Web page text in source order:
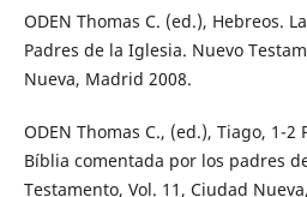
ODEN Thomas C. (ed.), Hebreos.
Padres de la Iglesia. Nuevo
Nueva, Madrid 2008.
ODEN Thomas C., (ed.), Tiago, 1-2
Bíblia comentada por los padres
Testamento, Vol. 11, Ciudad